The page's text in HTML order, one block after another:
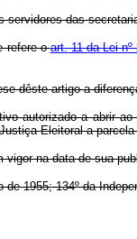
servidores das
refere oart. 11 da Lei
dêste artigo a
autorizado a abrir
Eleitoral a
vigor na data de sua
1955; 134º da